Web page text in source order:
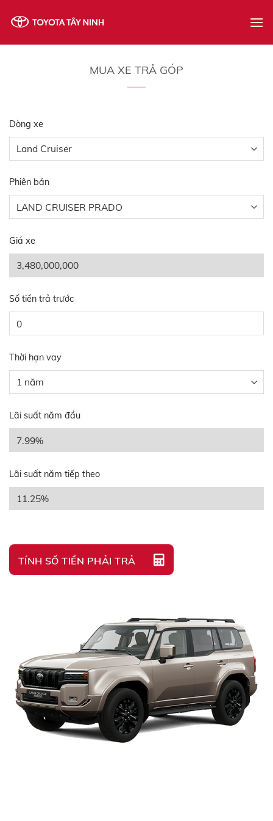
MUA XE TRẢ GÓP
Dòng xe
Phiên bản
Giá xe
Số tiền trả trước
Thời hạn vay
Lãi suất năm đầu
Lãi suất năm tiếp theo